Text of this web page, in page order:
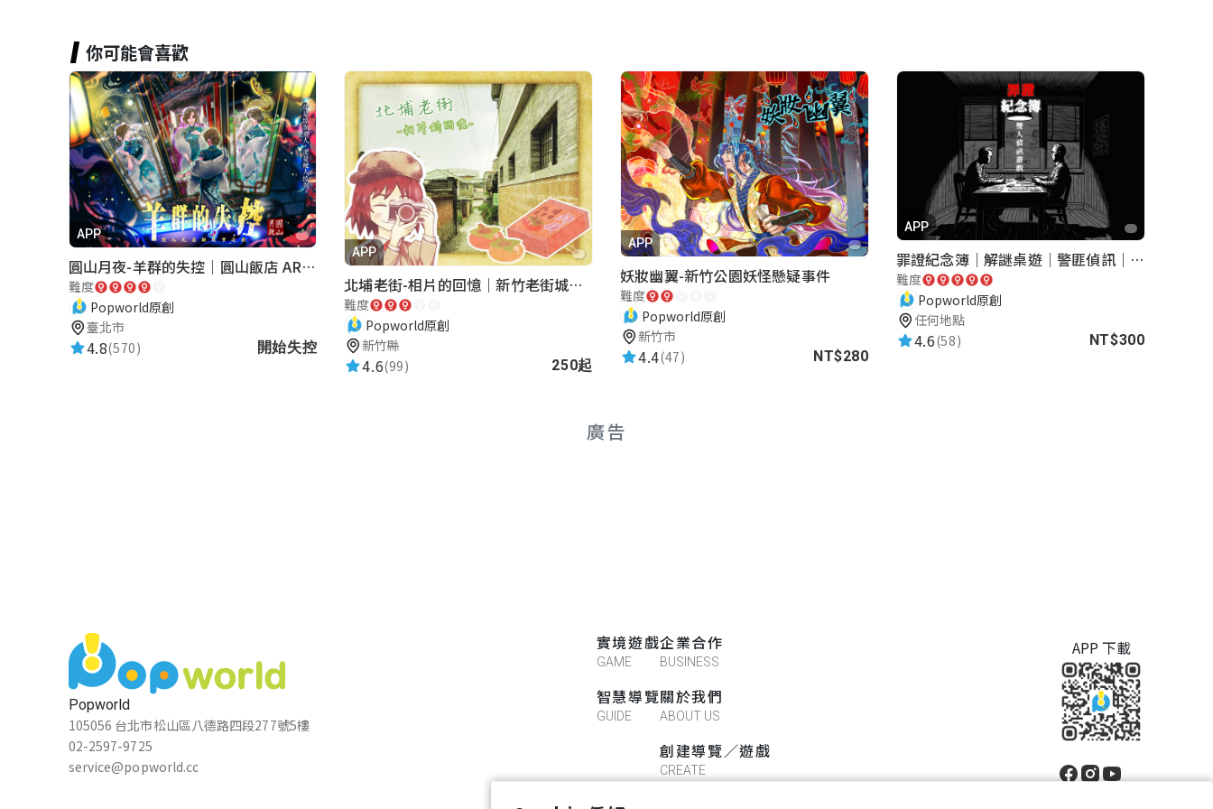
你可能會喜歡
APP
圓山月夜-羊群的失控｜圓山飯店 ARG實境解謎遊戲
難度
Popworld原創
臺北市
4.8(570) 開始失控
APP
北埔老街-相片的回憶｜新竹老街城市解謎
難度
Popworld原創
新竹縣
4.6(99) 250起
APP
妖妝幽翼-新竹公園妖怪懸疑事件
難度
Popworld原創
新竹市
4.4(47) NT$280
APP
罪證紀念簿｜解謎桌遊｜警匪偵訊｜室內遊戲
難度
Popworld原創
任何地點
4.6(58) NT$300
廣告
Popworld
105056 台北市松山區八德路四段277號5樓
02-2597-9725
service@popworld.cc
實境遊戲
GAME
智慧導覽
GUIDE
企業合作
BUSINESS
關於我們
ABOUT US
創建導覽／遊戲
CREATE
APP 下載